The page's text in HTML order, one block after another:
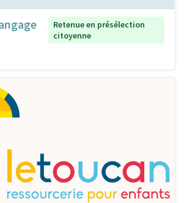
Retenue en présélection
citoyenne